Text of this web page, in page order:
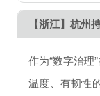
【浙江】杭州
作为“数字治理
温度、有韧性